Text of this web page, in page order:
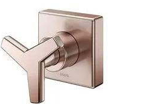
COMPRAR AGORA